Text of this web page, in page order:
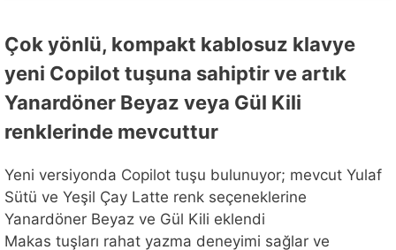
Çok yönlü, kompakt kablosuz klavye
yeni Copilot tuşuna sahiptir ve artık
Yanardöner Beyaz veya Gül Kili
renklerinde mevcuttur
Yeni versiyonda Copilot tuşu bulunuyor; mevcut Yulaf
Sütü ve Yeşil Çay Latte renk seçeneklerine
Yanardöner Beyaz ve Gül Kili eklendi
Makas tuşları rahat yazma deneyimi sağlar ve